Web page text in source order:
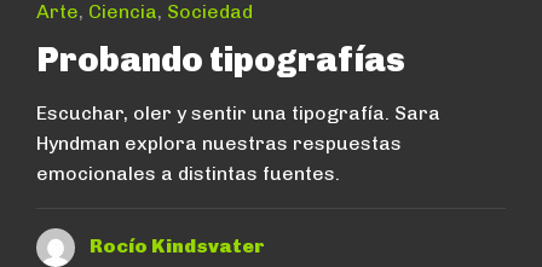
Arte, Ciencia, Sociedad
Probando tipografías
Escuchar, oler y sentir una tipografía. Sara
Hyndman explora nuestras respuestas
emocionales a distintas fuentes.
Rocío Kindsvater